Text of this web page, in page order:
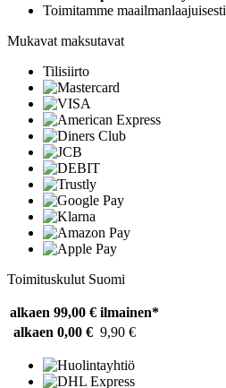
Toimitamme maailmanlaajuisesti
Mukavat maksutavat
Tilisiirto
Toimituskulut Suomi
alkaen 99,00 € ilmainen*
alkaen 0,00 € 9,90 €